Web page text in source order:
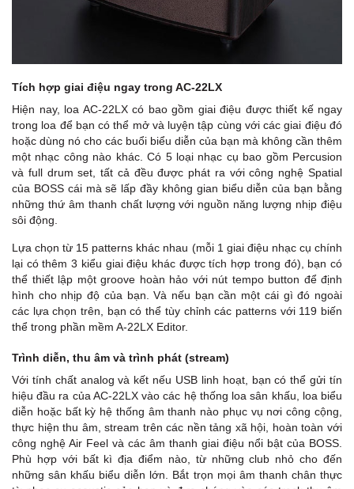
Tích hợp giai điệu ngay trong AC-22LX
Hiện nay, loa AC-22LX có bao gồm giai điệu được thiết kế ngay
trong loa để bạn có thể mở và luyện tập cùng với các giai điệu đó
hoặc dùng nó cho các buổi biểu diễn của bạn mà không cần thêm
một nhạc công nào khác. Có 5 loại nhạc cụ bao gồm Percusion
và full drum set, tất cả đều được phát ra với công nghệ Spatial
của BOSS cái mà sẽ lấp đầy không gian biểu diễn của bạn bằng
những thứ âm thanh chất lượng với nguồn năng lượng nhịp điệu
sôi động.
Lựa chọn từ 15 patterns khác nhau (mỗi 1 giai điệu nhạc cụ chính
lại có thêm 3 kiểu giai điệu khác được tích hợp trong đó), bạn có
thể thiết lập một groove hoàn hảo với nút tempo button để định
hình cho nhịp độ của bạn. Và nếu bạn cần một cái gì đó ngoài
các lựa chọn trên, bạn có thể tùy chỉnh các patterns với 119 biến
thể trong phần mềm A-22LX Editor.
Trình diễn, thu âm và trình phát (stream)
Với tính chất analog và kết nếu USB linh hoạt, bạn có thể gửi tín
hiệu đầu ra của AC-22LX vào các hệ thống loa sân khấu, loa biểu
diễn hoặc bất kỳ hệ thống âm thanh nào phục vụ nơi công cộng,
thực hiện thu âm, stream trên các nền tảng xã hội, hoàn toàn với
công nghệ Air Feel và các âm thanh giai điệu nổi bật của BOSS.
Phù hợp với bất kì địa điểm nào, từ những club nhỏ cho đến
những sân khấu biểu diễn lớn. Bắt trọn mọi âm thanh chân thực